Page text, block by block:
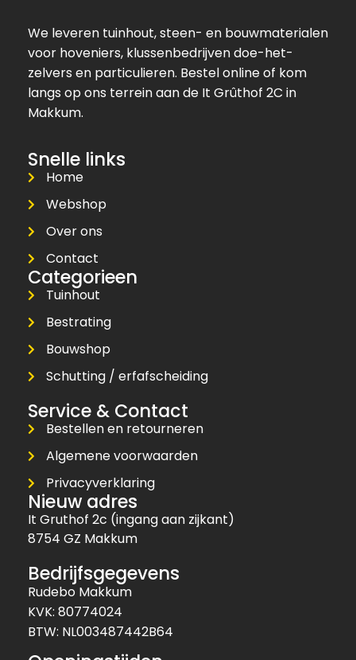
We leveren tuinhout, steen- en bouwmaterialen
voor hoveniers, klussenbedrijven doe-het-
zelvers en particulieren. Bestel online of kom
langs op ons terrein aan de It Grûthof 2C in
Makkum.
Snelle links
Home
Webshop
Over ons
Contact
Categorieen
Tuinhout
Bestrating
Bouwshop
Schutting / erfafscheiding
Service & Contact
Bestellen en retourneren
Algemene voorwaarden
Privacyverklaring
Nieuw adres
It Gruthof 2c (ingang aan zijkant)
8754 GZ Makkum
Bedrijfsgegevens
Rudebo Makkum
KVK: 80774024
BTW: NL003487442B64